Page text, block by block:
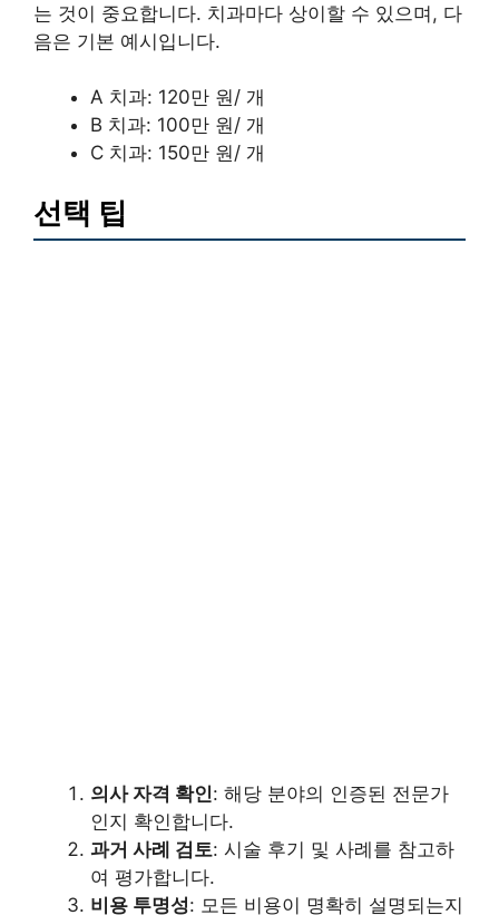
는 것이 중요합니다. 치과마다 상이할 수 있으며, 다
음은 기본 예시입니다.
A 치과: 120만 원/ 개
B 치과: 100만 원/ 개
C 치과: 150만 원/ 개
선택 팁
의사 자격 확인: 해당 분야의 인증된 전문가
인지 확인합니다.
과거 사례 검토: 시술 후기 및 사례를 참고하
여 평가합니다.
비용 투명성: 모든 비용이 명확히 설명되는지